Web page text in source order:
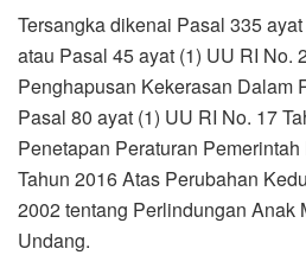
Tersangka dikenai Pasal 335
atau Pasal 45 ayat (1) UU RI No.
Penghapusan Kekerasan Dalam
Pasal 80 ayat (1) UU RI No. 17
Penetapan Peraturan
Tahun 2016 Atas Perubahan
2002 tentang Perlindungan Anak
Undang.